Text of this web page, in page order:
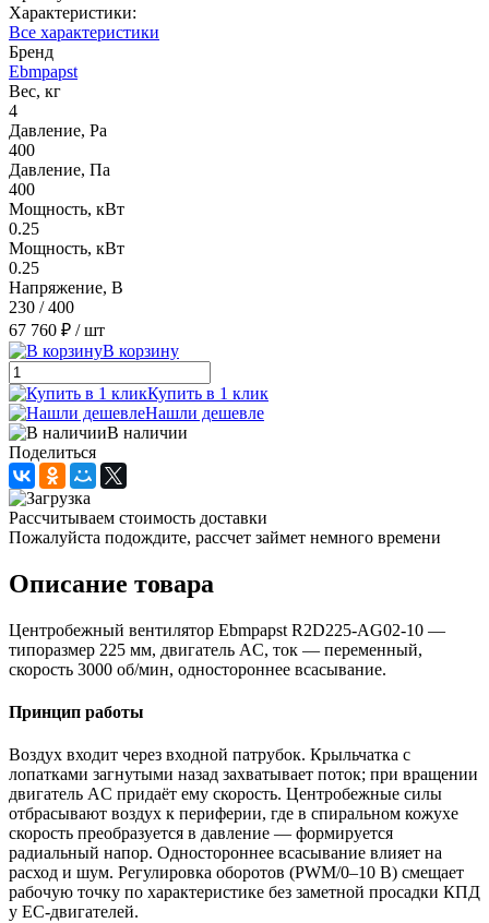
Характеристики:
Все характеристики
Бренд
Ebmpapst
Вес, кг
4
Давление, Pa
400
Давление, Па
400
Мощность, кВт
0.25
Мощность, кВт
0.25
Напряжение, В
230 / 400
67 760 ₽ / шт
В корзину
Купить в 1 клик
Нашли дешевле
В наличии
Поделиться
Рассчитываем стоимость доставки
Пожалуйста подождите, рассчет займет немного времени
Описание товара
Центробежный вентилятор Ebmpapst R2D225-AG02-10 —
типоразмер 225 мм, двигатель AC, ток — переменный,
скорость 3000 об/мин, одностороннее всасывание.
Принцип работы
Воздух входит через входной патрубок. Крыльчатка с
лопатками загнутыми назад захватывает поток; при вращении
двигатель AC придаёт ему скорость. Центробежные силы
отбрасывают воздух к периферии, где в спиральном кожухе
скорость преобразуется в давление — формируется
радиальный напор. Одностороннее всасывание влияет на
расход и шум. Регулировка оборотов (PWM/0–10 В) смещает
рабочую точку по характеристике без заметной просадки КПД
у EC-двигателей.